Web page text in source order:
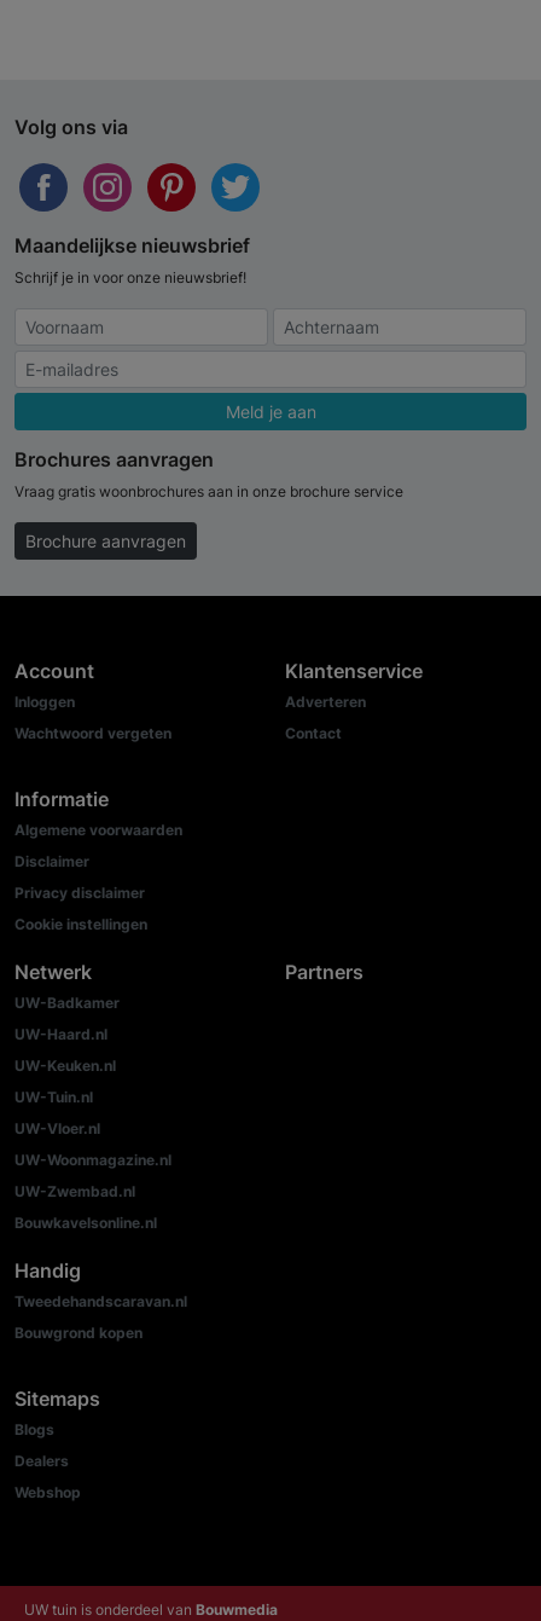
Volg ons via
Maandelijkse nieuwsbrief
Schrijf je in voor onze nieuwsbrief!
Meld je aan
Brochures aanvragen
Vraag gratis woonbrochures aan in onze brochure service
Brochure aanvragen
Account
Inloggen
Wachtwoord vergeten
Informatie
Algemene voorwaarden
Disclaimer
Privacy disclaimer
Cookie instellingen
Klantenservice
Adverteren
Contact
Netwerk
UW-Badkamer
UW-Haard.nl
UW-Keuken.nl
UW-Tuin.nl
UW-Vloer.nl
UW-Woonmagazine.nl
UW-Zwembad.nl
Bouwkavelsonline.nl
Partners
Handig
Tweedehandscaravan.nl
Bouwgrond kopen
Sitemaps
Blogs
Dealers
Webshop
UW tuin is onderdeel van Bouwmedia